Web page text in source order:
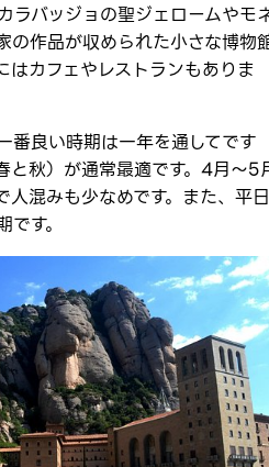
ラバッジョの聖ジェロームやモ
の作品が収められた小さな博物
はカフェやレストランもありま
番良い時期は一年を通してです
と秋）が通常最適です。4月～5
混みも少なめです。また、平日
す。